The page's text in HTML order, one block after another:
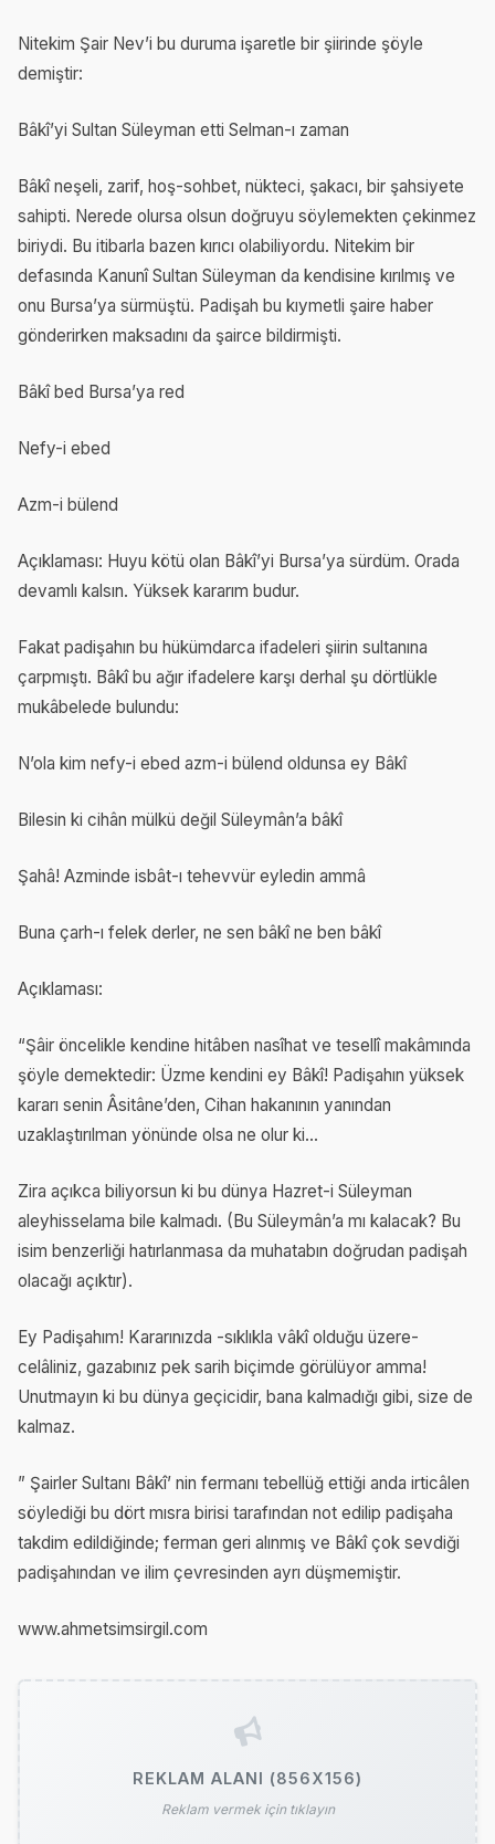
Nitekim Şair Nev’i bu duruma işaretle bir şiirinde şöyle
demiştir:
Bâkî’yi Sultan Süleyman etti Selman-ı zaman
Bâkî neşeli, zarif, hoş-sohbet, nükteci, şakacı, bir şahsiyete
sahipti. Nerede olursa olsun doğruyu söylemekten çekinmez
biriydi. Bu itibarla bazen kırıcı olabiliyordu. Nitekim bir
defasında Kanunî Sultan Süleyman da kendisine kırılmış ve
onu Bursa’ya sürmüştü. Padişah bu kıymetli şaire haber
gönderirken maksadını da şairce bildirmişti.
Bâkî bed Bursa’ya red
Nefy-i ebed
Azm-i bülend
Açıklaması: Huyu kötü olan Bâkî’yi Bursa’ya sürdüm. Orada
devamlı kalsın. Yüksek kararım budur.
Fakat padişahın bu hükümdarca ifadeleri şiirin sultanına
çarpmıştı. Bâkî bu ağır ifadelere karşı derhal şu dörtlükle
mukâbelede bulundu:
N’ola kim nefy-i ebed azm-i bülend oldunsa ey Bâkî
Bilesin ki cihân mülkü değil Süleymân’a bâkî
Şahâ! Azminde isbât-ı tehevvür eyledin ammâ
Buna çarh-ı felek derler, ne sen bâkî ne ben bâkî
Açıklaması:
“Şâir öncelikle kendine hitâben nasîhat ve tesellî makâmında
şöyle demektedir: Üzme kendini ey Bâkî! Padişahın yüksek
kararı senin Âsitâne’den, Cihan hakanının yanından
uzaklaştırılman yönünde olsa ne olur ki…
Zira açıkca biliyorsun ki bu dünya Hazret-i Süleyman
aleyhisselama bile kalmadı. (Bu Süleymân’a mı kalacak? Bu
isim benzerliği hatırlanmasa da muhatabın doğrudan padişah
olacağı açıktır).
Ey Padişahım! Kararınızda -sıklıkla vâkî olduğu üzere-
celâliniz, gazabınız pek sarih biçimde görülüyor amma!
Unutmayın ki bu dünya geçicidir, bana kalmadığı gibi, size de
kalmaz.
” Şairler Sultanı Bâkî’ nin fermanı tebellüğ ettiği anda irticâlen
söylediği bu dört mısra birisi tarafından not edilip padişaha
takdim edildiğinde; ferman geri alınmış ve Bâkî çok sevdiği
padişahından ve ilim çevresinden ayrı düşmemiştir.
www.ahmetsimsirgil.com
REKLAM ALANI (856X156)
Reklam vermek için tıklayın